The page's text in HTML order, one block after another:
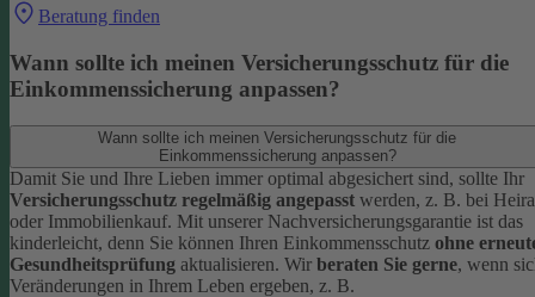
Beratung finden
Wann sollte ich meinen Versicherungsschutz für die
Einkommenssicherung anpassen?
Wann sollte ich meinen Versicherungsschutz für die
Einkommenssicherung anpassen?
Damit Sie und Ihre Lieben immer optimal abgesichert sind, sollte Ihr
Versicherungsschutz regelmäßig angepasst werden, z. B. bei
oder Immobilienkauf. Mit unserer Nachversicherungsgarantie ist das
kinderleicht, denn Sie können Ihren Einkommensschutz ohne
Gesundheitsprüfung aktualisieren. Wir beraten Sie gerne, wenn
Veränderungen in Ihrem Leben ergeben, z. B.